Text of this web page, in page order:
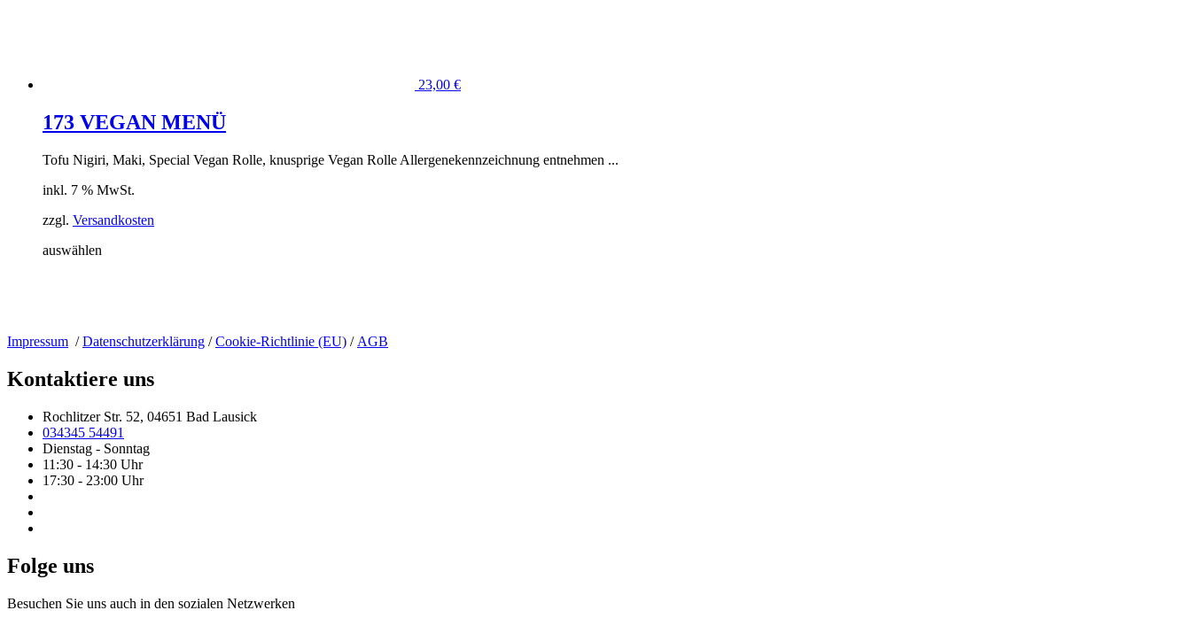
23,00 €
173 VEGAN MENÜ
Tofu Nigiri, Maki, Special Vegan Rolle, knusprige Vegan Rolle Allergenekennzeichnung entnehmen ...
inkl. 7 % MwSt.
zzgl. Versandkosten
auswählen
Impressum /Datenschutzerklärung /Cookie-Richtlinie (EU) / AGB
Kontaktiere uns
Rochlitzer Str. 52, 04651 Bad Lausick
034345 54491
Dienstag - Sonntag
11:30 - 14:30 Uhr
17:30 - 23:00 Uhr
Folge uns
Besuchen Sie uns auch in den sozialen Netzwerken